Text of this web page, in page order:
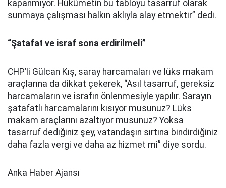
kapanmıyor. Hükümetin bu tabloyu tasarruf olarak
sunmaya çalışması halkın aklıyla alay etmektir” dedi.
“Şatafat ve israf sona erdirilmeli”
CHP’li Gülcan Kış, saray harcamaları ve lüks makam
araçlarına da dikkat çekerek, “Asıl tasarruf, gereksiz
harcamaların ve israfın önlenmesiyle yapılır. Sarayın
şatafatlı harcamalarını kısıyor musunuz? Lüks
makam araçlarını azaltıyor musunuz? Yoksa
tasarruf dediğiniz şey, vatandaşın sırtına bindirdiğiniz
daha fazla vergi ve daha az hizmet mi” diye sordu.
Anka Haber Ajansı